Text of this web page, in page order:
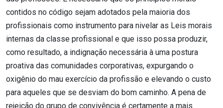
contidos no código sejam adotados pela maioria dos
profissionais como instrumento para nivelar as Leis morais
internas da classe profissional e que isso possa produzir,
como resultado, a indignação necessária à uma postura
proativa das comunidades corporativas, expurgando o
oxigênio do mau exercício da profissão e elevando o custo
para aqueles que se desviam do bom caminho. A pena de
rejeição do grupo de convivência é certamente a mais